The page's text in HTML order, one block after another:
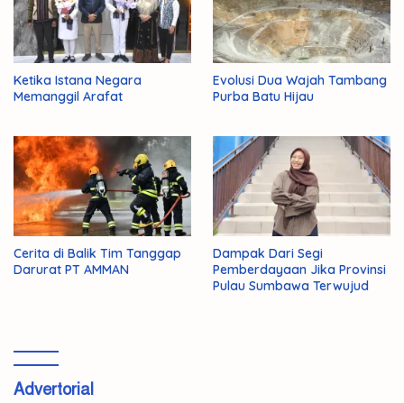
Ketika Istana Negara
Memanggil Arafat
Evolusi Dua Wajah Tambang
Purba Batu Hijau
Cerita di Balik Tim Tanggap
Darurat PT AMMAN
Dampak Dari Segi
Pemberdayaan Jika Provinsi
Pulau Sumbawa Terwujud
Advertorial